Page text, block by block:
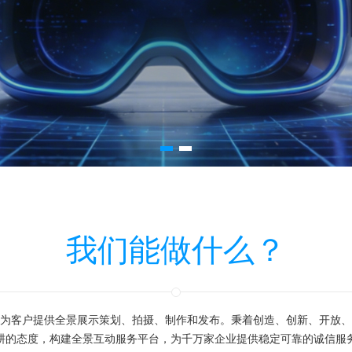
我们能做什么？
为客户提供全景展示策划、拍摄、制作和发布。秉着创造、创新、开放、
的态度，构建全景互动服务平台，为千万家企业提供稳定可靠的诚信服